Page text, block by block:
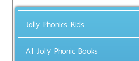
Jolly Phonics Kids
All Jolly Phonic Books